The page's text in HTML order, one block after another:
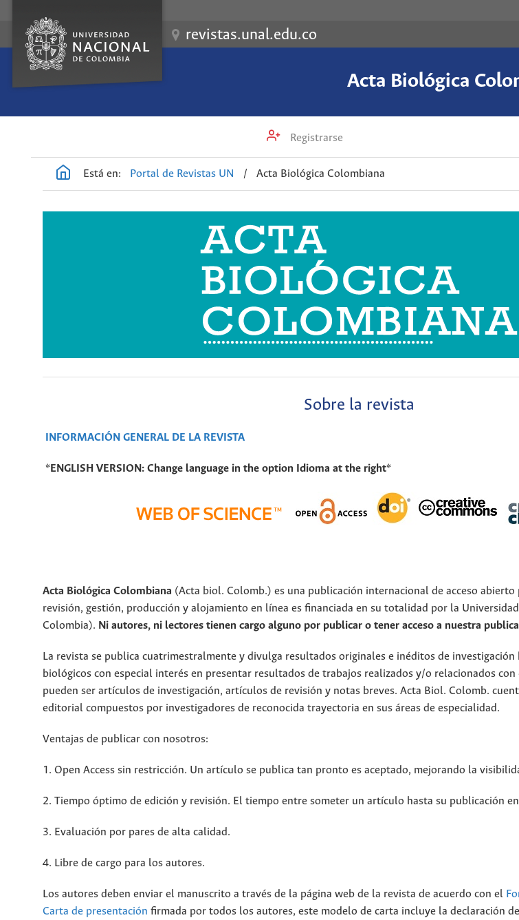
revistas.unal.edu.co
Acta Biológica
Registrarse
Está en: Portal de Revistas UN / Acta Biológica Colombiana
Sobre la revista
INFORMACIÓN GENERAL DE LA REVISTA
*ENGLISH VERSION: Change language in the option Idioma at the right*
Acta Biológica Colombiana (Acta biol. Colomb.) es una publicación internacional de acceso abierto
revisión, gestión, producción y alojamiento en línea es financiada en su totalidad por la
Colombia). Ni autores, ni lectores tienen cargo alguno por publicar o tener acceso a nuestra
La revista se publica cuatrimestralmente y divulga resultados originales e inéditos de investigación
biológicos con especial interés en presentar resultados de trabajos realizados y/o relacionados
pueden ser artículos de investigación, artículos de revisión y notas breves. Acta Biol. Colomb.
editorial compuestos por investigadores de reconocida trayectoria en sus áreas de especialidad.
Ventajas de publicar con nosotros:
1. Open Access sin restricción. Un artículo se publica tan pronto es aceptado, mejorando la
2. Tiempo óptimo de edición y revisión. El tiempo entre someter un artículo hasta su publicación en
3. Evaluación por pares de alta calidad.
4. Libre de cargo para los autores.
Los autores deben enviar el manuscrito a través de la página web de la revista de acuerdo con el
Carta de presentación firmada por todos los autores, este modelo de carta incluye la declaración